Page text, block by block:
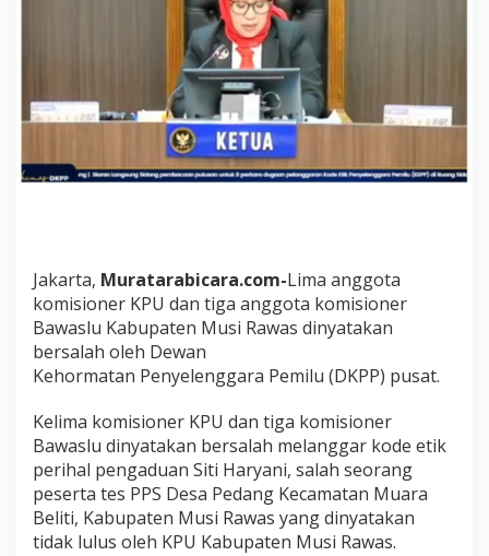
P
U
d
a
n
T
i
g
a
K
i
o
n
e
B
w
a
s
u
M
u
Jakarta, Muratarabicara.com-Lima anggota
komisioner KPU dan tiga anggota komisioner
Bawaslu Kabupaten Musi Rawas dinyatakan
bersalah oleh Dewan
Kehormatan Penyelenggara Pemilu (DKPP) pusat.
Kelima komisioner KPU dan tiga komisioner
Bawaslu dinyatakan bersalah melanggar kode etik
perihal pengaduan Siti Haryani, salah seorang
peserta tes PPS Desa Pedang Kecamatan Muara
Beliti, Kabupaten Musi Rawas yang dinyatakan
tidak lulus oleh KPU Kabupaten Musi Rawas.